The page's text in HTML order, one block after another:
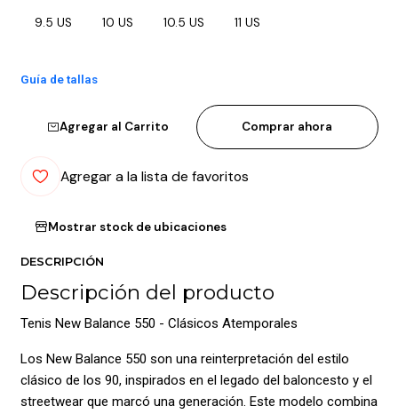
9.5 US 10 US 10.5 US 11 US
Guía de tallas
Agregar al Carrito Comprar ahora
Agregar a la lista de favoritos
Mostrar stock de ubicaciones
DESCRIPCIÓN
Descripción del producto
Tenis New Balance 550 - Clásicos Atemporales
Los New Balance 550 son una reinterpretación del estilo
clásico de los 90, inspirados en el legado del baloncesto y el
streetwear que marcó una generación. Este modelo combina